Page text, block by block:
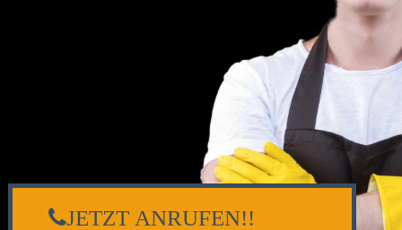
JETZT ANRUFEN!!